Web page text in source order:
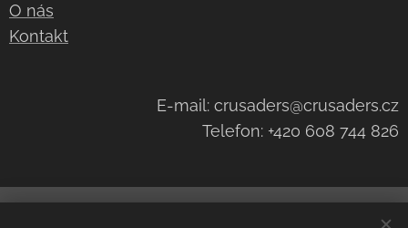
O nás
Kontakt
E-mail: crusaders@crusaders.cz
Telefon: +420 608 744 826